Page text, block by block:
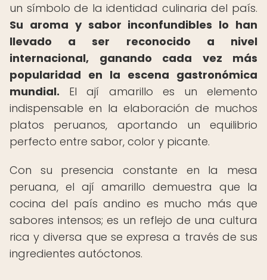
un símbolo de la identidad culinaria del país.
Su aroma y sabor inconfundibles lo han
llevado a ser reconocido a nivel
internacional, ganando cada vez más
popularidad en la escena gastronómica
mundial. El ají amarillo es un elemento
indispensable en la elaboración de muchos
platos peruanos, aportando un equilibrio
perfecto entre sabor, color y picante.
Con su presencia constante en la mesa
peruana, el ají amarillo demuestra que la
cocina del país andino es mucho más que
sabores intensos; es un reflejo de una cultura
rica y diversa que se expresa a través de sus
ingredientes autóctonos.